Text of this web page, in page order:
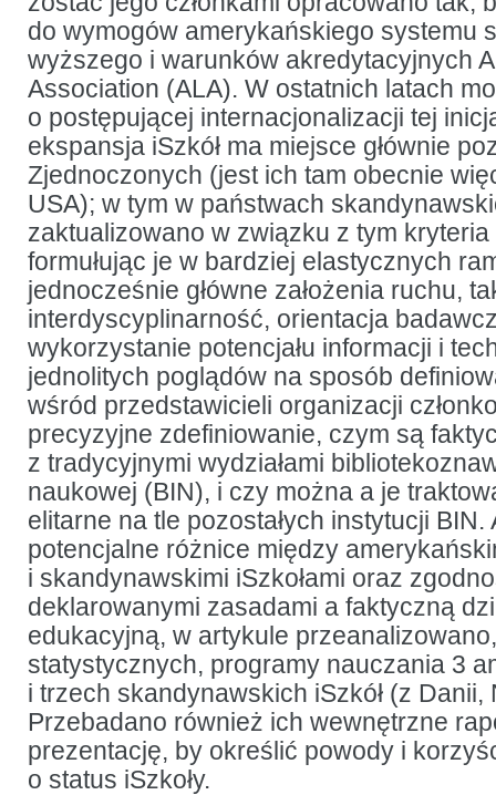
iSzkół
do wymogów amerykańskiego systemu
wyższego i warunków akredytacyjnych
Association (ALA). W ostatnich latach
o postępującej internacjonalizacji tej
ekspansja iSzkół ma miejsce głównie
Zjednoczonych (jest ich tam obecnie
USA); w tym w państwach
zaktualizowano w związku z tym
formułując je w bardziej elastycznych
jednocześnie główne założenia ruchu,
interdyscyplinarność, orientacja
wykorzystanie potencjału informacji i
jednolitych poglądów na sposób
wśród przedstawicieli organizacji
precyzyjne zdefiniowanie, czym są
z tradycyjnymi wydziałami
naukowej (BIN), i czy można a je
elitarne na tle pozostałych instytucji BIN.
potencjalne różnice między
i skandynawskimi iSzkołami oraz
deklarowanymi zasadami a faktyczną
edukacyjną, w artykule
statystycznych, programy nauczania 3
i trzech skandynawskich iSzkół (z
Przebadano również ich wewnętrzne
prezentację, by określić powody i
o status iSzkoły.